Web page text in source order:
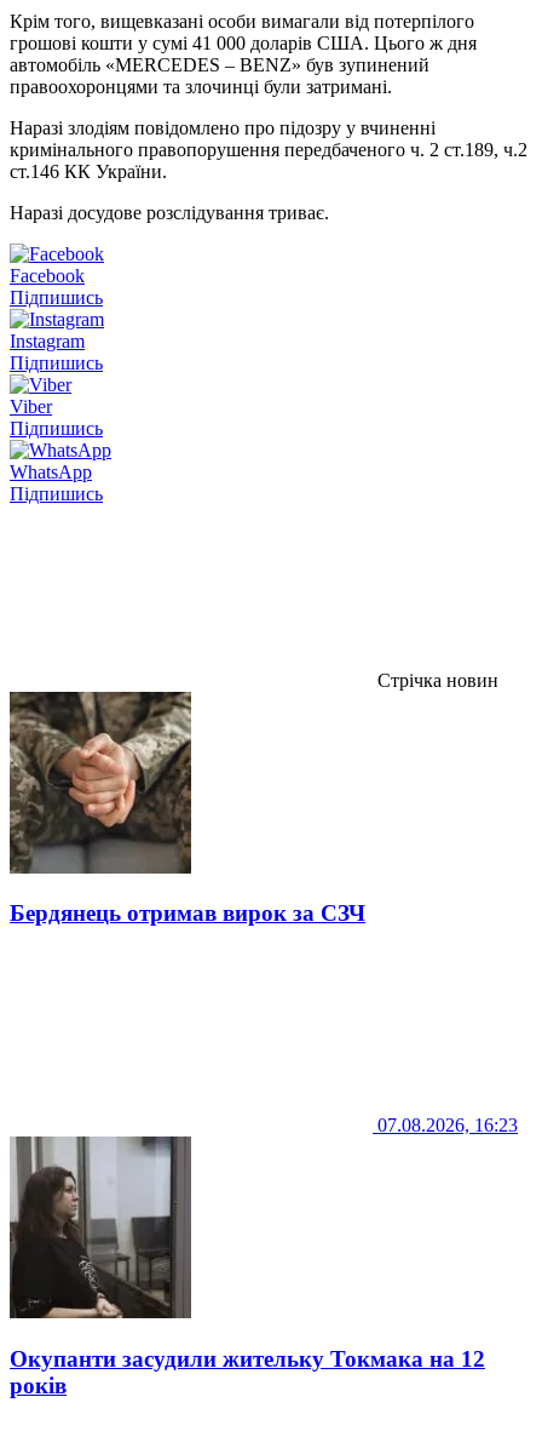
Крім того, вищевказані особи вимагали від потерпілого
грошові кошти у сумі 41 000 доларів США. Цього ж дня
автомобіль «MERCEDES – BENZ» був зупинений
правоохоронцями та злочинці були затримані.
Наразі злодіям повідомлено про підозру у вчиненні
кримінального правопорушення передбаченого ч. 2 ст.189, ч.2
ст.146 КК України.
Наразі досудове розслідування триває.
Facebook
Підпишись
Instagram
Підпишись
Viber
Підпишись
WhatsApp
Підпишись
Стрічка новин
Бердянець отримав вирок за СЗЧ
07.08.2026, 16:23
Окупанти засудили жительку Токмака на 12
років